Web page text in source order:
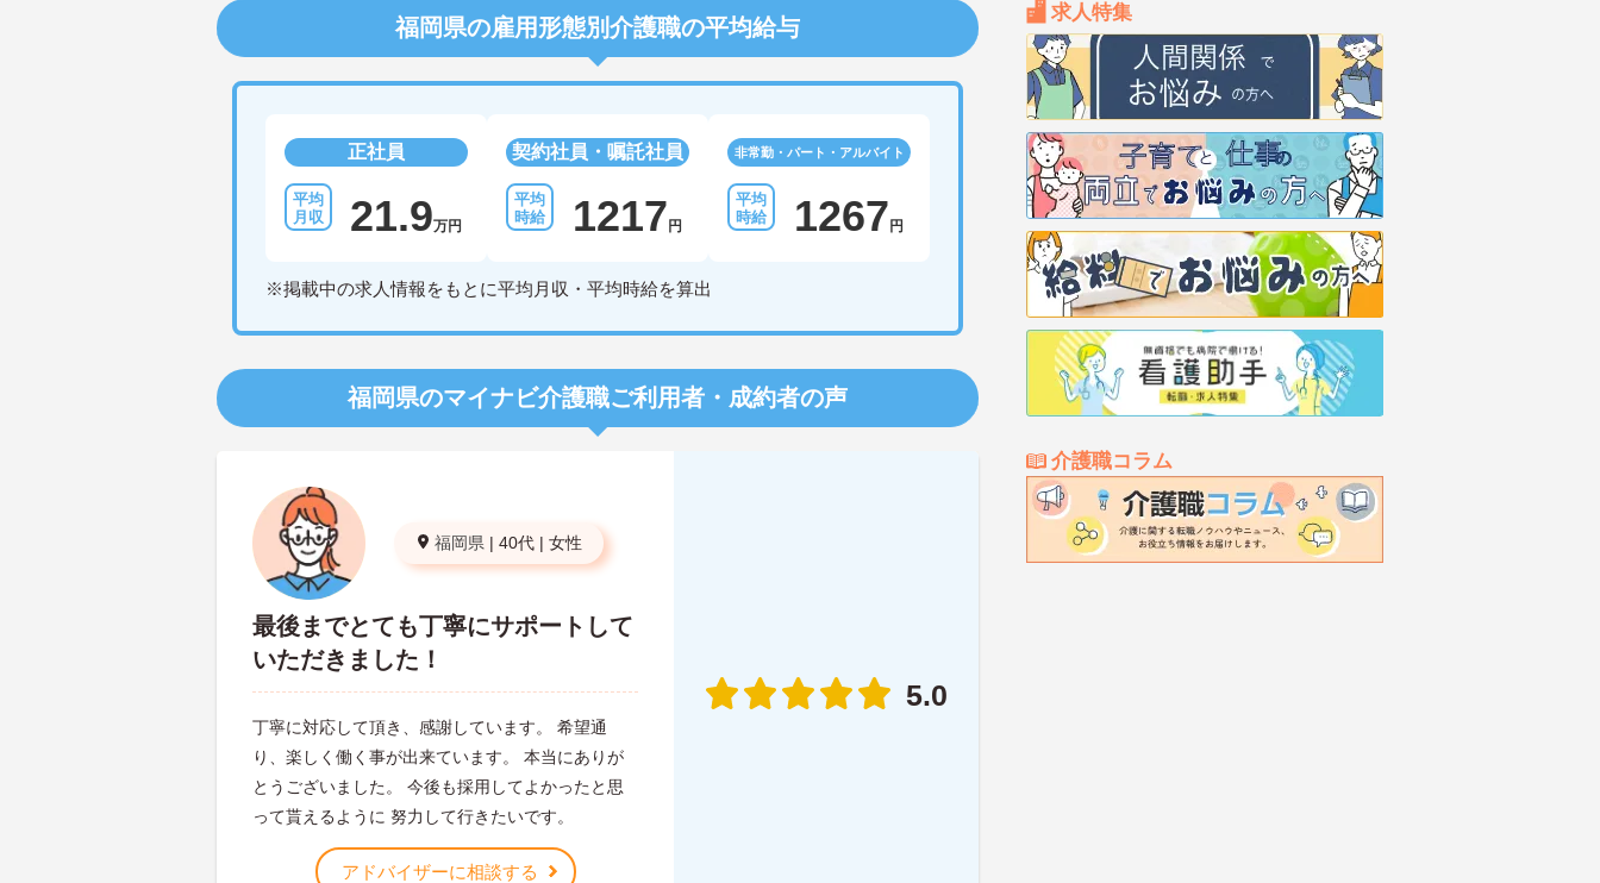
求人特集
介護職コラム
福岡県の雇用形態別介護職の平均給与
正社員
21.9万円
契約社員・嘱託社員
1217 円
非常勤・パート・アルバイト
1267 円
※掲載中の求人情報をもとに平均月収・平均時給を算出
福岡県のマイナビ介護職ご利用者・成約者の声
福岡県 | 40代 | 女性
最後までとても丁寧にサポートして
いただきました！
丁寧に対応して頂き、感謝しています。 希望通
り、楽しく働く事が出来ています。 本当にありが
とうございました。 今後も採用してよかったと思
って貰えるように 努力して行きたいです。
アドバイザーに相談する
5.0